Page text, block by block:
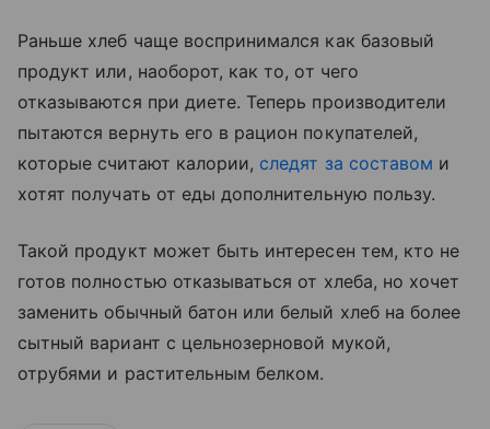
Раньше хлеб чаще воспринимался как базовый
продукт или, наоборот, как то, от чего
отказываются при диете. Теперь производители
пытаются вернуть его в рацион покупателей,
которые считают калории, следят за составом и
хотят получать от еды дополнительную пользу.
Такой продукт может быть интересен тем, кто не
готов полностью отказываться от хлеба, но хочет
заменить обычный батон или белый хлеб на более
сытный вариант с цельнозерновой мукой,
отрубями и растительным белком.